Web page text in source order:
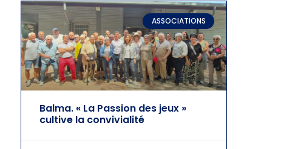
ASSOCIATIONS
Balma. « La Passion des jeux »
cultive la convivialité